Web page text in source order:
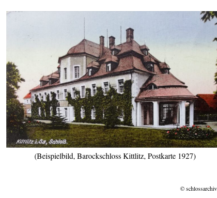
(Beispielbild, Barockschloss Kittlitz, Postkarte 1927)
©